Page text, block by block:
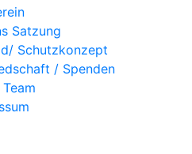
Satzung
Schutzkonzept
/ Spenden